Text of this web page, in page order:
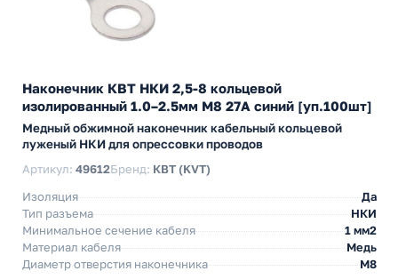
Наконечник КВТ НКИ 2,5-8 кольцевой
изолированный 1.0–2.5мм М8 27А синий [уп.100шт]
Медный обжимной наконечник кабельный кольцевой
луженый НКИ для опрессовки проводов
Артикул: 49612Бренд: КВТ (KVT)
Изоляция
Да
Тип разъема
НКИ
Минимальное сечение кабеля
1 мм2
Материал кабеля
Медь
Диаметр отверстия наконечника
М8